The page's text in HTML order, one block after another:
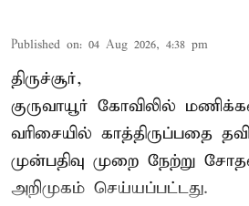
Published on: 04 Aug 2026, 4:38 pm
திருச்சூர்,
குருவாயூர் கோவிலில்
வரிசையில் காத்திருப்பதை
முன்பதிவு முறை நேற்று
அறிமுகம் செய்யப்பட்டது.